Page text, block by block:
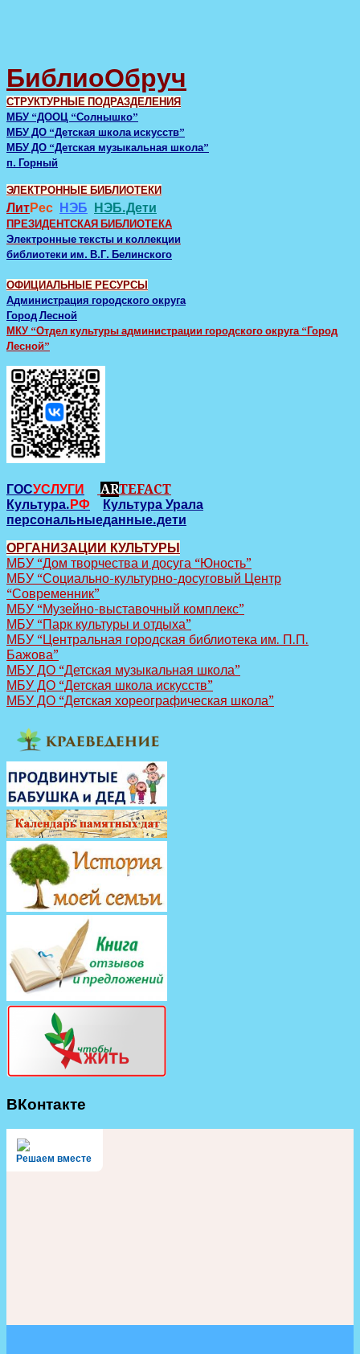
БиблиоОбруч
СТРУКТУРНЫЕ ПОДРАЗДЕЛЕНИЯ
МБУ “ДООЦ “Солнышко”
МБУ ДО “Детская школа искусств”
МБУ ДО “Детская музыкальная школа”
п. Горный
ЭЛЕКТРОННЫЕ БИБЛИОТЕКИ
ЛитРес НЭБ НЭБ.Дети
ПРЕЗИДЕНТСКАЯ БИБЛИОТЕКА
Электронные тексты и коллекции
библиотеки им. В.Г. Белинского
ОФИЦИАЛЬНЫЕ РЕСУРСЫ
Администрация городского округа
Город Лесной
МКУ “Отдел культуры администрации городского округа “Город
Лесной”
ГОСУСЛУГИ ARTEFACT
Культура.РФ
Культура Урала
персональныеданные.дети
ОРГАНИЗАЦИИ КУЛЬТУРЫ
МБУ “Дом творчества и досуга “Юность”
МБУ “Социально-культурно-досуговый Центр
“Современник”
МБУ “Музейно-выставочный комплекс”
МБУ “Парк культуры и отдыха”
МБУ “Центральная городская библиотека им. П.П.
Бажова”
МБУ ДО “Детская музыкальная школа”
МБУ ДО “Детская школа искусств”
МБУ ДО “Детская хореографическая школа”
ВКонтакте
Решаем вместе